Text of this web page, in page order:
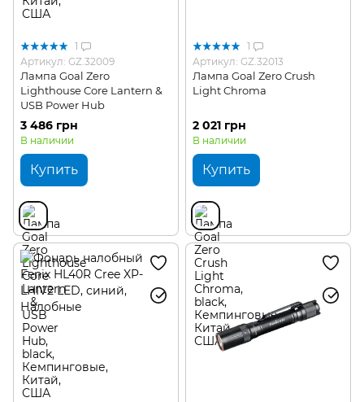
1
Артикул: GZ.32009
Лампа Goal Zero
Lighthouse Core Lantern &
USB Power Hub
3 486 грн
В наличии
Купить
1
Артикул: GZ.32013
Лампа Goal Zero Crush
Light Chroma
2 021 грн
В наличии
Купить